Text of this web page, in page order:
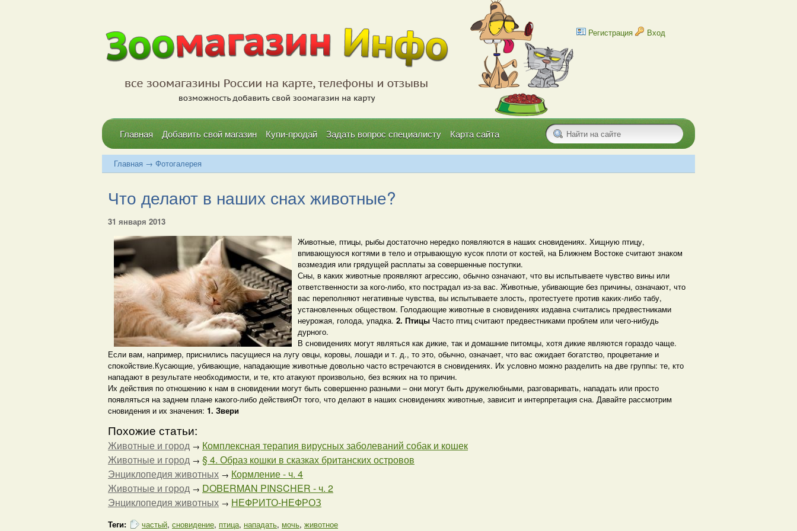
Регистрация Вход
Главная Добавить свой магазин Купи-продай Задать вопрос специалисту Карта сайта
Главная → Фотогалерея
Что делают в наших снах животные?
31 января 2013
Животные, птицы, рыбы достаточно нередко появляются в наших сновидениях. Хищную птицу,
впивающуюся когтями в тело и отрывающую кусок плоти от костей, на Ближнем Востоке считают знаком
возмездия или грядущей расплаты за совершенные поступки.
Сны, в каких животные проявляют агрессию, обычно означают, что вы испытываете чувство вины или
ответственности за кого-либо, кто пострадал из-за вас. Животные, убивающие без причины, означают, что
вас переполняют негативные чувства, вы испытываете злость, протестуете против каких-либо табу,
установленных обществом. Голодающие животные в сновидениях издавна считались предвестниками
неурожая, голода, упадка. 2. Птицы Часто птиц считают предвестниками проблем или чего-нибудь
дурного.
В сновидениях могут являться как дикие, так и домашние питомцы, хотя дикие являются гораздо чаще.
Если вам, например, приснились пасущиеся на лугу овцы, коровы, лошади и т. д., то это, обычно, означает, что вас ожидает богатство, процветание и
спокойствие.Кусающие, убивающие, нападающие животные довольно часто встречаются в сновидениях. Их условно можно разделить на две группы: те, кто
нападают в результате необходимости, и те, кто атакуют произвольно, без всяких на то причин.
Их действия по отношению к нам в сновидении могут быть совершенно разными – они могут быть дружелюбными, разговаривать, нападать или просто
появляться на заднем плане какого-либо действияОт того, что делают в наших сновидениях животные, зависит и интерпретация сна. Давайте рассмотрим
сновидения и их значения: 1. Звери
Похожие статьи:
Животные и город → Комплексная терапия вирусных заболеваний собак и кошек
Животные и город → § 4. Образ кошки в сказках британских островов
Энциклопедия животных → Кормление - ч. 4
Животные и город → DOBERMAN PINSCHER - ч. 2
Энциклопедия животных → НЕФРИТО-НЕФРОЗ
Теги: частый, сновидение, птица, нападать, мочь, животное